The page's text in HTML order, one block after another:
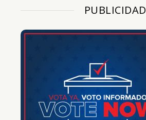
PUBLICIDAD